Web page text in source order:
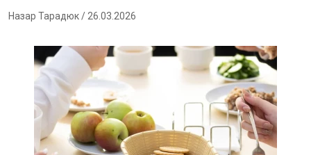
Назар Тарадюк/ 26.03.2026